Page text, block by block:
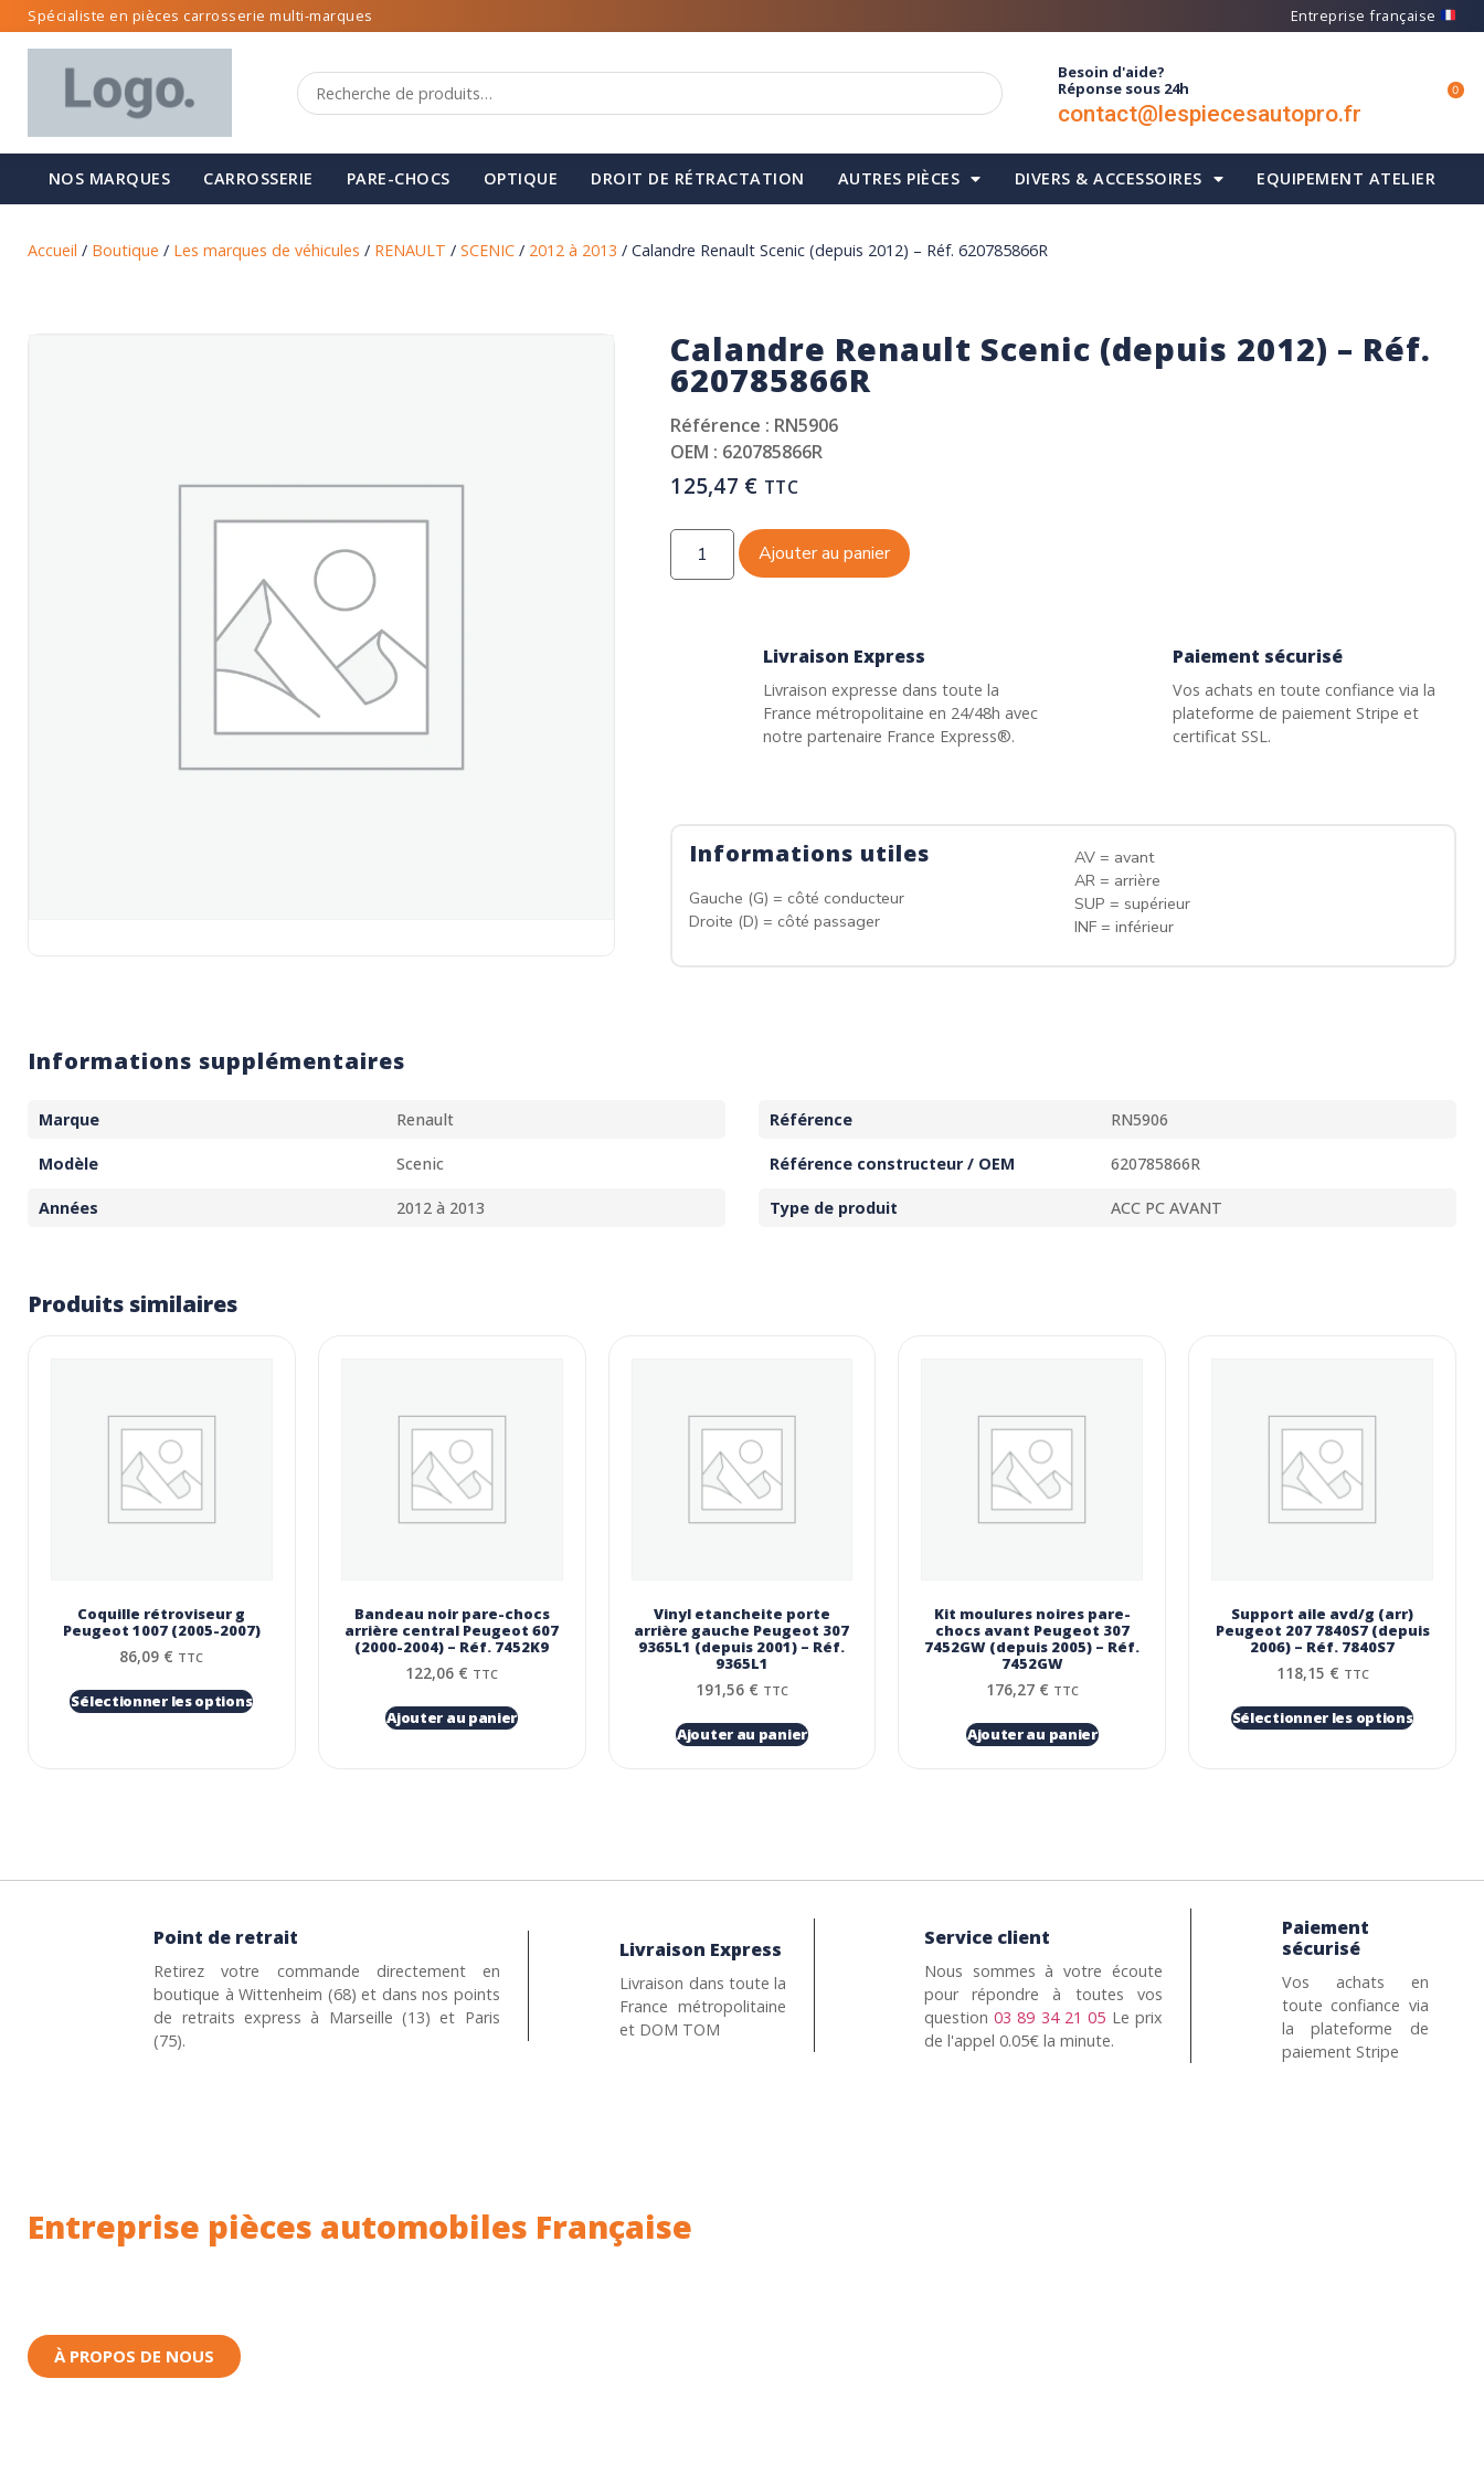
Spécialiste en pièces carrosserie multi-marques Entreprise française
Besoin d'aide?
Réponse sous 24h
contact@lespiecesautopro.fr
0
NOS MARQUES CARROSSERIE PARE-CHOCS OPTIQUE DROIT DE RÉTRACTATION AUTRES PIÈCES DIVERS & ACCESSOIRES EQUIPEMENT ATELIER
Accueil / Boutique / Les marques de véhicules / RENAULT / SCENIC / 2012 à 2013 / Calandre Renault Scenic (depuis 2012) – Réf. 620785866R
Calandre Renault Scenic (depuis 2012) – Réf.
620785866R
Référence : RN5906
OEM : 620785866R
125,47 € TTC
Ajouter au panier
Livraison Express
Livraison expresse dans toute la
France métropolitaine en 24/48h avec
notre partenaire France Express®.
Paiement sécurisé
Vos achats en toute confiance via la
plateforme de paiement Stripe et
certificat SSL.
Informations utiles
Gauche (G) = côté conducteur
Droite (D) = côté passager
AV = avant
AR = arrière
SUP = supérieur
INF = inférieur
Informations supplémentaires
Marque Renault Référence RN5906
Modèle Scenic Référence constructeur / OEM 620785866R
Années 2012 à 2013 Type de produit ACC PC AVANT
Produits similaires
Coquille rétroviseur g
Peugeot 1007 (2005-2007)
86,09 € TTC
Sélectionner les options
Bandeau noir pare-chocs
arrière central Peugeot 607
(2000-2004) – Réf. 7452K9
122,06 € TTC
Ajouter au panier
Vinyl etancheite porte
arrière gauche Peugeot 307
9365L1 (depuis 2001) – Réf.
9365L1
191,56 € TTC
Ajouter au panier
Kit moulures noires pare-
chocs avant Peugeot 307
7452GW (depuis 2005) – Réf.
7452GW
176,27 € TTC
Ajouter au panier
Support aile avd/g (arr)
Peugeot 207 7840S7 (depuis
2006) – Réf. 7840S7
118,15 € TTC
Sélectionner les options
Point de retrait
Retirez votre commande directement en
boutique à Wittenheim (68) et dans nos points
de retraits express à Marseille (13) et Paris
(75).
Livraison Express
Livraison dans toute la
France métropolitaine
et DOM TOM
Service client
Nous sommes à votre écoute
pour répondre à toutes vos
question03 89 34 21 05 Le prix
de l'appel 0.05€ la minute.
Paiement
sécurisé
Vos achats en
toute confiance via
la plateforme de
paiement Stripe
Entreprise pièces automobiles Française
À PROPOS DE NOUS